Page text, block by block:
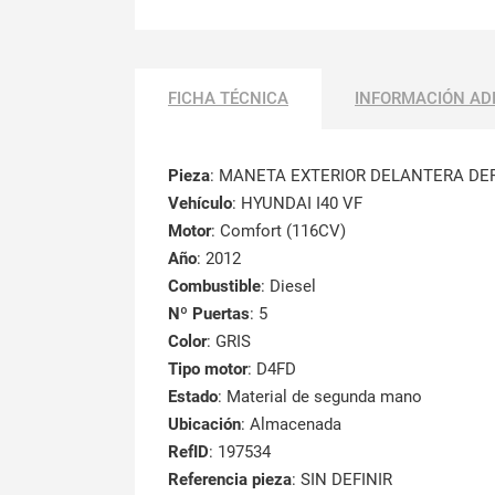
FICHA TÉCNICA INFORMACIÓN
Pieza: MANETA EXTERIOR DELANTERA
Vehículo: HYUNDAI I40 VF
Motor: Comfort (116CV)
Año: 2012
Combustible: Diesel
Nº Puertas: 5
Color: GRIS
Tipo motor: D4FD
Estado: Material de segunda mano
Ubicación: Almacenada
RefID: 197534
Referencia pieza: SIN DEFINIR